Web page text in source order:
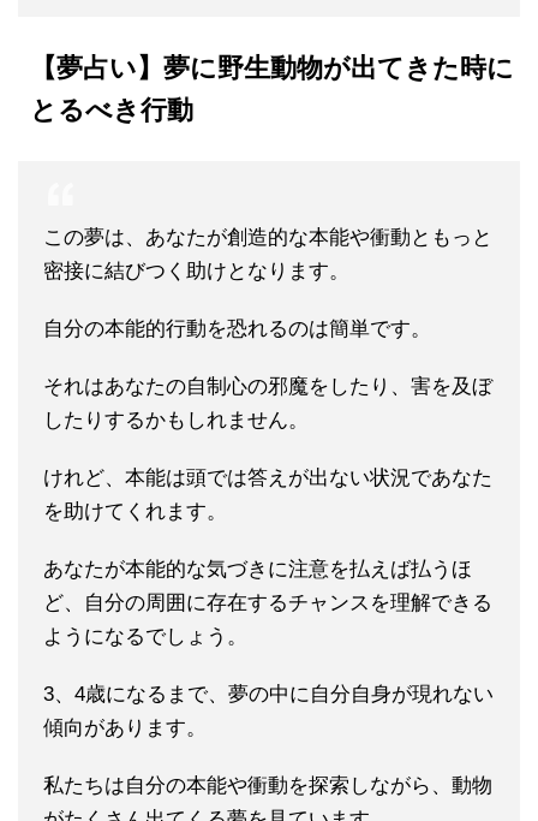
【夢占い】 夢に野生動物が出てきた時に
とるべき行動
この夢は、あなたが創造的な本能や衝動ともっと
密接に結びつく助けとなります。
自分の本能的行動を恐れるのは簡単です。
それはあなたの自制心の邪魔をしたり、害を及ぼ
したりするかもしれません。
けれど、本能は頭では答えが出ない状況であなた
を助けてくれます。
あなたが本能的な気づきに注意を払えば払うほ
ど、自分の周囲に存在するチャンスを理解できる
ようになるでしょう。
3、4歳になるまで、夢の中に自分自身が現れない
傾向があります。
私たちは自分の本能や衝動を探索しながら、動物